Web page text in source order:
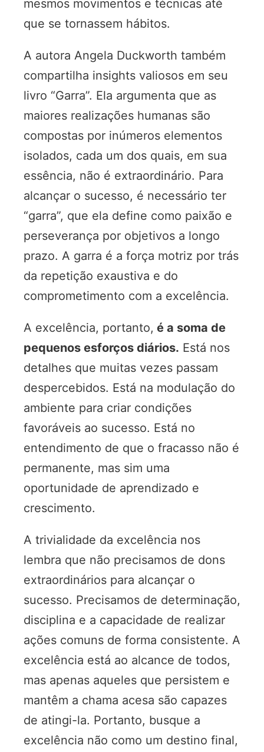
mesmos movimentos e técnicas até
que se tornassem hábitos.
A autora Angela Duckworth também
compartilha insights valiosos em seu
livro “Garra”. Ela argumenta que as
maiores realizações humanas são
compostas por inúmeros elementos
isolados, cada um dos quais, em sua
essência, não é extraordinário. Para
alcançar o sucesso, é necessário ter
“garra”, que ela define como paixão e
perseverança por objetivos a longo
prazo. A garra é a força motriz por trás
da repetição exaustiva e do
comprometimento com a excelência.
A excelência, portanto, é a soma de
pequenos esforços diários. Está nos
detalhes que muitas vezes passam
despercebidos. Está na modulação do
ambiente para criar condições
favoráveis ao sucesso. Está no
entendimento de que o fracasso não é
permanente, mas sim uma
oportunidade de aprendizado e
crescimento.
A trivialidade da excelência nos
lembra que não precisamos de dons
extraordinários para alcançar o
sucesso. Precisamos de determinação,
disciplina e a capacidade de realizar
ações comuns de forma consistente. A
excelência está ao alcance de todos,
mas apenas aqueles que persistem e
mantêm a chama acesa são capazes
de atingi-la. Portanto, busque a
excelência não como um destino final,